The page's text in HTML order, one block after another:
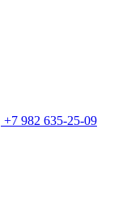
+7 982 635-25-09